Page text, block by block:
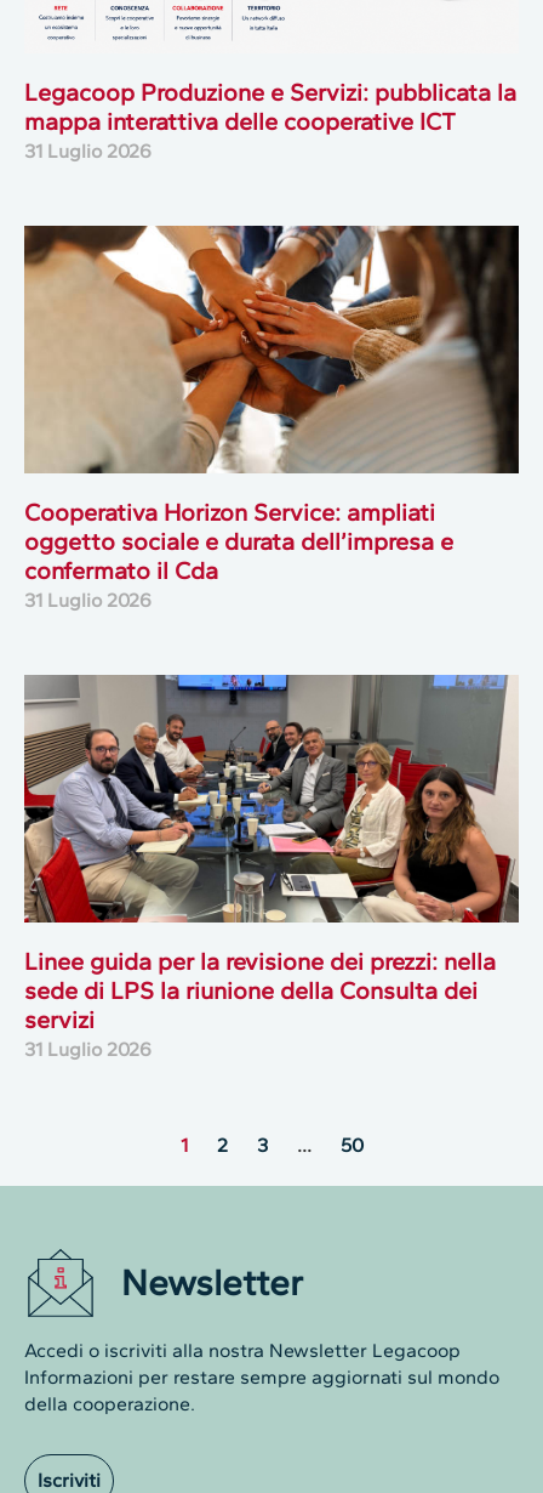
Legacoop Produzione e Servizi: pubblicata la
mappa interattiva delle cooperative ICT
31 Luglio 2026
Cooperativa Horizon Service: ampliati
oggetto sociale e durata dell’impresa e
confermato il Cda
31 Luglio 2026
Linee guida per la revisione dei prezzi: nella
sede di LPS la riunione della Consulta dei
servizi
31 Luglio 2026
1 2 3 … 50
Newsletter
Accedi o iscriviti alla nostra Newsletter Legacoop
Informazioni per restare sempre aggiornati sul mondo
della cooperazione.
Iscriviti